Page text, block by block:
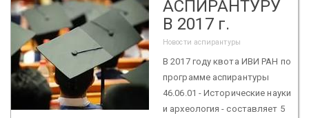
АСПИРАНТУРУ
В 2017 г.
Новости аспирантуры
В 2017 году квота ИВИ РАН по
программе аспирантуры
46.06.01 - Исторические науки
и археология - составляет 5